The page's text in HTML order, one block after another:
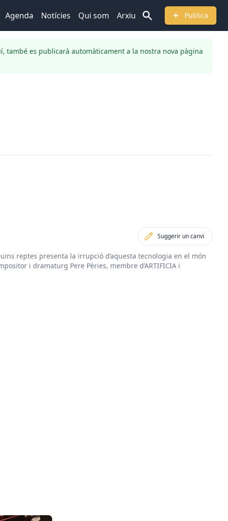
Agenda Notícies Qui som Arxiu Publica
també es publicarà automàticament a la nostra nova pàgina
Suggerir un canvi
reptes presenta la irrupció d’aquesta tecnologia en el món
i dramaturg Pere Pèries, membre d’ARTIFICIA i